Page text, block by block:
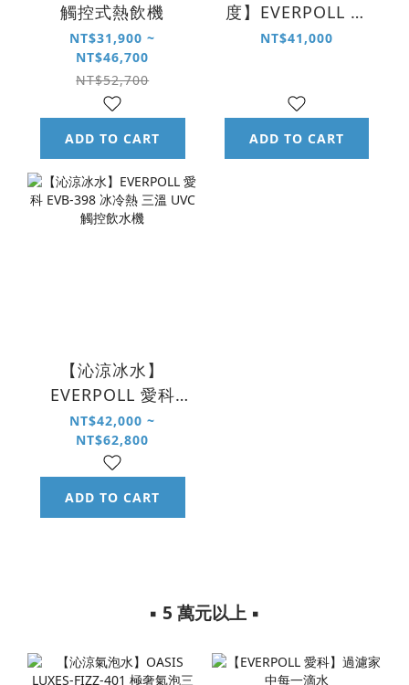
觸控式熱飲機
NT$31,900 ~
NT$46,700
NT$52,700
ADD TO CART
度】EVERPOLL 愛
科 EP-168 PLUS 調
淨水組
NT$41,000
ADD TO CART
【沁涼冰水】
EVERPOLL 愛科
EVB-398 冰冷熱 三
溫 UVC 觸控飲水機
NT$42,000 ~
NT$62,800
ADD TO CART
▪︎ 5 萬元以上 ▪︎